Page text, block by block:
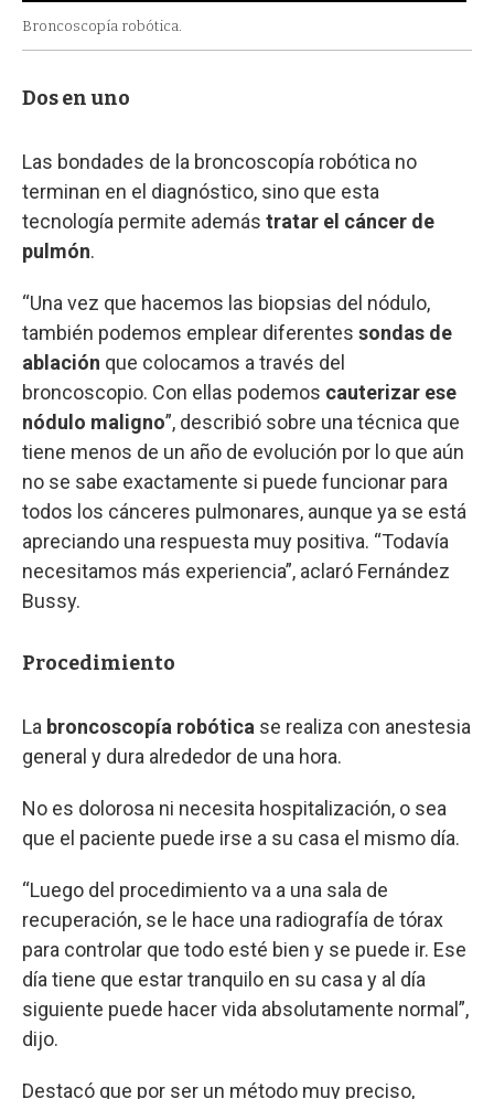
Broncoscopía robótica.
Dos en uno
Las bondades de la broncoscopía robótica no
terminan en el diagnóstico, sino que esta
tecnología permite además tratar el cáncer de
pulmón.
“Una vez que hacemos las biopsias del nódulo,
también podemos emplear diferentes sondas de
ablación que colocamos a través del
broncoscopio. Con ellas podemos cauterizar ese
nódulo maligno”, describió sobre una técnica que
tiene menos de un año de evolución por lo que aún
no se sabe exactamente si puede funcionar para
todos los cánceres pulmonares, aunque ya se está
apreciando una respuesta muy positiva. “Todavía
necesitamos más experiencia”, aclaró Fernández
Bussy.
Procedimiento
La broncoscopía robótica se realiza con anestesia
general y dura alrededor de una hora.
No es dolorosa ni necesita hospitalización, o sea
que el paciente puede irse a su casa el mismo día.
“Luego del procedimiento va a una sala de
recuperación, se le hace una radiografía de tórax
para controlar que todo esté bien y se puede ir. Ese
día tiene que estar tranquilo en su casa y al día
siguiente puede hacer vida absolutamente normal”,
dijo.
Destacó que por ser un método muy preciso,